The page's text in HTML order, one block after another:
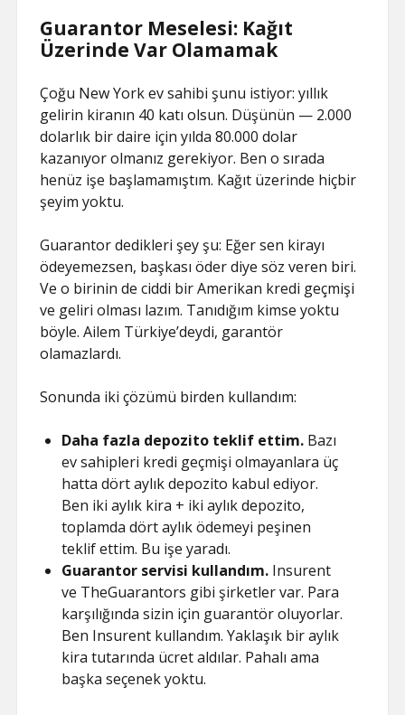
Guarantor Meselesi: Kağıt
Üzerinde Var Olamamak
Çoğu New York ev sahibi şunu istiyor: yıllık
gelirin kiranın 40 katı olsun. Düşünün — 2.000
dolarlık bir daire için yılda 80.000 dolar
kazanıyor olmanız gerekiyor. Ben o sırada
henüz işe başlamamıştım. Kağıt üzerinde hiçbir
şeyim yoktu.
Guarantor dedikleri şey şu: Eğer sen kirayı
ödeyemezsen, başkası öder diye söz veren biri.
Ve o birinin de ciddi bir Amerikan kredi geçmişi
ve geliri olması lazım. Tanıdığım kimse yoktu
böyle. Ailem Türkiye’deydi, garantör
olamazlardı.
Sonunda iki çözümü birden kullandım:
Daha fazla depozito teklif ettim. Bazı
ev sahipleri kredi geçmişi olmayanlara üç
hatta dört aylık depozito kabul ediyor.
Ben iki aylık kira + iki aylık depozito,
toplamda dört aylık ödemeyi peşinen
teklif ettim. Bu işe yaradı.
Guarantor servisi kullandım. Insurent
ve TheGuarantors gibi şirketler var. Para
karşılığında sizin için guarantör oluyorlar.
Ben Insurent kullandım. Yaklaşık bir aylık
kira tutarında ücret aldılar. Pahalı ama
başka seçenek yoktu.